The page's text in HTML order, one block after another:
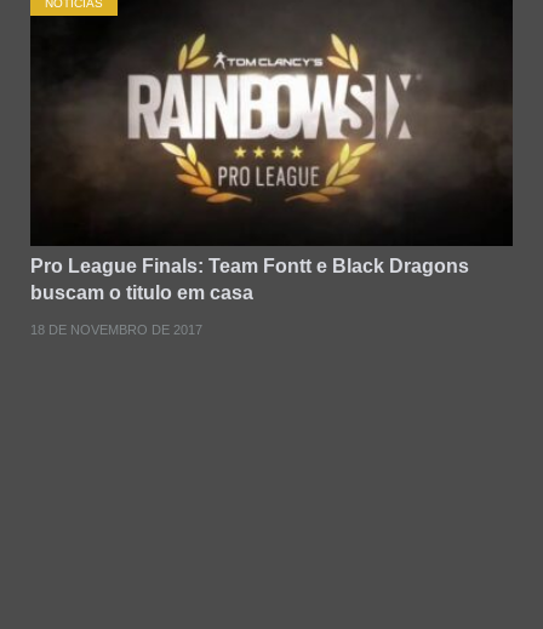
NOTÍCIAS
Pro League Finals: Team Fontt e Black Dragons
buscam o titulo em casa
18 DE NOVEMBRO DE 2017